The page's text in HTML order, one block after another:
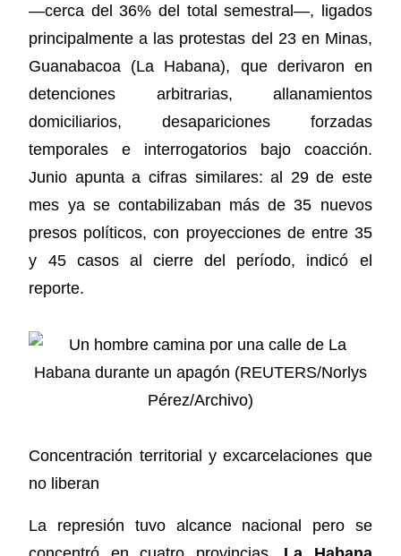
—cerca del 36% del total semestral—, ligados
principalmente a las protestas del 23 en Minas,
Guanabacoa (La Habana), que derivaron en
detenciones arbitrarias, allanamientos
domiciliarios, desapariciones forzadas
temporales e interrogatorios bajo coacción.
Junio apunta a cifras similares: al 29 de este
mes ya se contabilizaban más de 35 nuevos
presos políticos, con proyecciones de entre 35
y 45 casos al cierre del período, indicó el
reporte.
Concentración territorial y excarcelaciones que
no liberan
La represión tuvo alcance nacional pero se